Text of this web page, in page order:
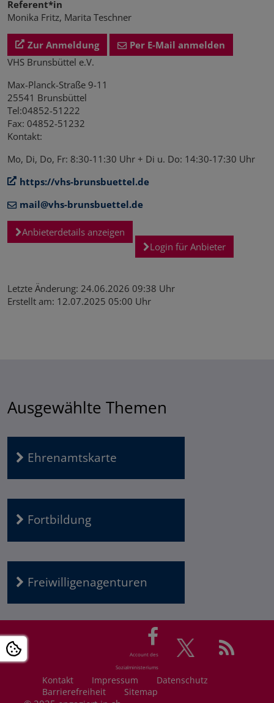
Referent*in
Monika Fritz, Marita Teschner
Zur Anmeldung
Per E-Mail anmelden
VHS Brunsbüttel e.V.
Max-Planck-Straße 9-11
25541 Brunsbüttel
Tel:04852-51222
Fax: 04852-51232
Kontakt:
Mo, Di, Do, Fr: 8:30-11:30 Uhr + Di u. Do: 14:30-17:30 Uhr
https://vhs-brunsbuettel.de
mail@vhs-brunsbuettel.de
Anbieterdetails anzeigen
Login für Anbieter
Letzte Änderung: 24.06.2026 09:38 Uhr
Erstellt am: 12.07.2025 05:00 Uhr
Ausgewählte Themen
Ehrenamtskarte
Fortbildung
Freiwilligenagenturen
Account des
Sozialministeriums
Kontakt Im­pres­s­um
Da­ten­schutz
Barrierefreiheit
Si­te­map